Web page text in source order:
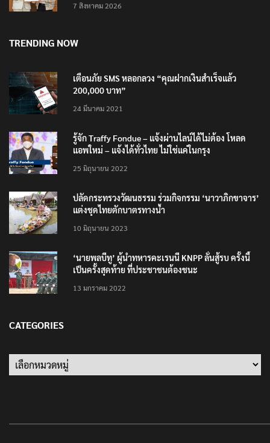
7 สิงหาคม 2026
TRENDING NOW
เตือนภัย SMS หลอกลวง “คุณฝากเงินสำเร็จแล้ว
200,000 บาท”
24 มีนาคม 2021
รู้จัก Traffy Fondue – แจ้งผ่านไลน์ได้ไม่ต้อง โหลด
แอพใหม่ – แจ้งได้ทั่วไทย ไม่ใช่แค่ในกรุง
25 มิถุนายน 2022
ปลัดกระทรวงวัฒนธรรม ร่วมกิจกรรม ‘นาวาภิกขาจาร’
แต่งชุดไทยตักบาตรทางน้ำ
10 มิถุนายน 2023
‘นายพลบีทู’ ผู้นำทหารคะเรนนี KNPP ลั่นสู้รบ ครั้งนี้
เป็นครั้งสุดท้าย ที่ประชาชนต้องชนะ
13 มกราคม 2022
CATEGORIES
Categories